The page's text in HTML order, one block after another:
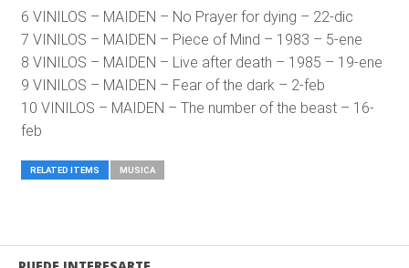
6 VINILOS – MAIDEN – No Prayer for dying – 22-dic
7 VINILOS – MAIDEN – Piece of Mind – 1983 – 5-ene
8 VINILOS – MAIDEN – Live after death – 1985 – 19-ene
9 VINILOS – MAIDEN – Fear of the dark – 2-feb
10 VINILOS – MAIDEN – The number of the beast – 16-
feb
RELATED ITEMS MUSICA